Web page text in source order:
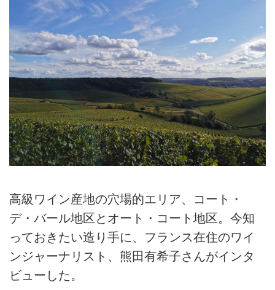
高級ワイン産地の穴場的エリア、コート・
デ・バール地区とオート・コート地区。今知
っておきたい造り手に、フランス在住のワイ
ンジャーナリスト、熊田有希子さんがインタ
ビューした。